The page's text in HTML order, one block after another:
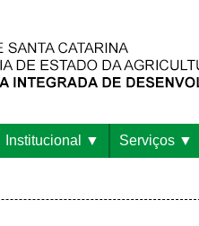
Institucional Serviços